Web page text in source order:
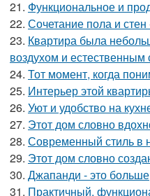
21. Функциональное и
22. Сочетание пола и
23. Квартира была
воздухом и естественным
24. Тот момент, когда
25. Интерьер этой
26. Уют и удобство на
27. Этот дом словно
28. Современный стиль в
29. Этот дом словно
30. Джапанди - это
31. Практичный,